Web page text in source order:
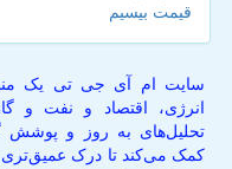
قیمت بیسیم
سایت ام آی جی تی یک
انرژی، اقتصاد و نفت و
تحلیل‌های به روز و پوشش
کمک می‌کند تا درک عمیق‌تری